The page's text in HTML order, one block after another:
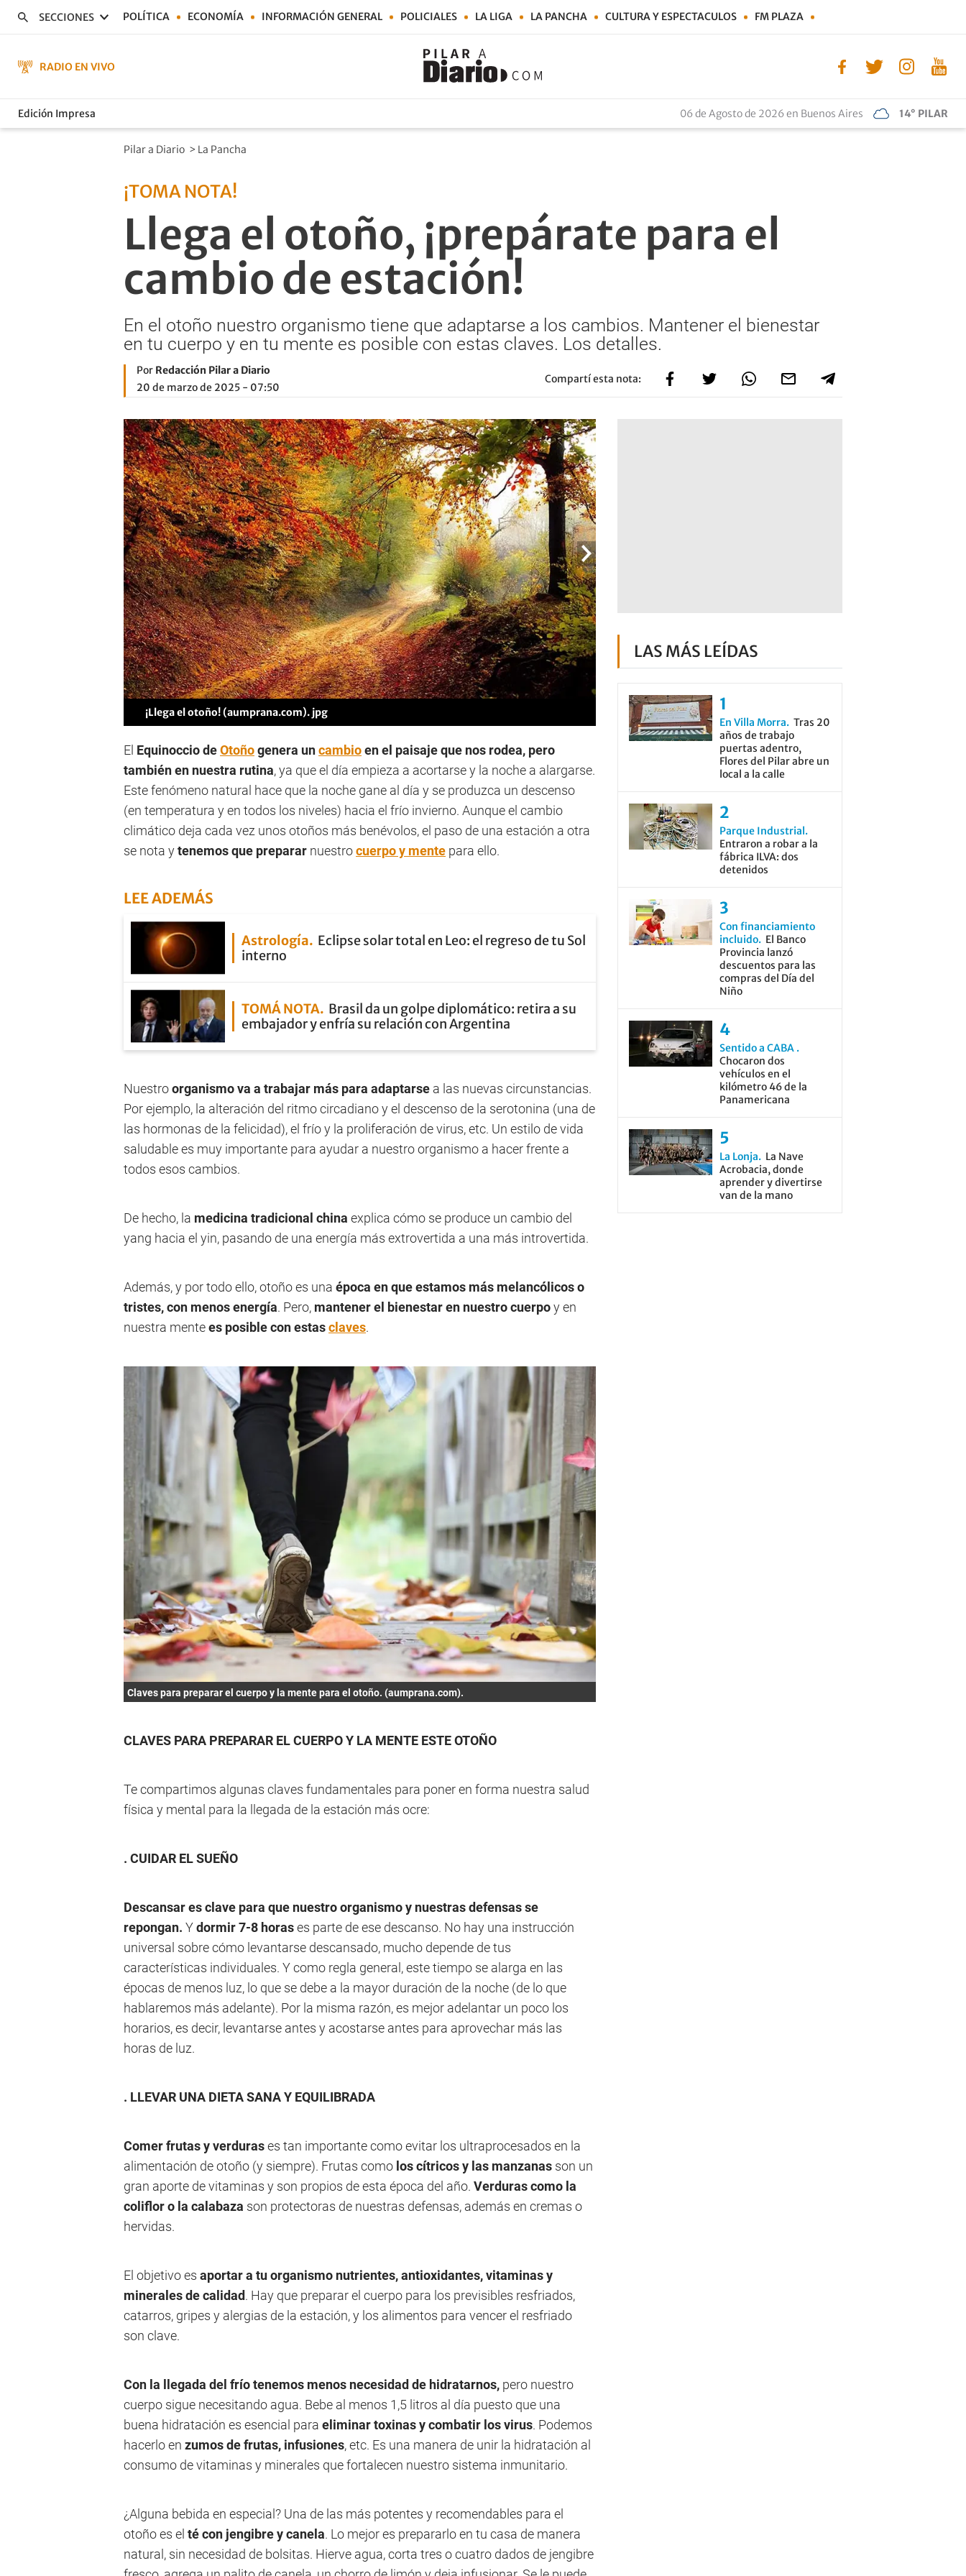
SECCIONES POLÍTICA ECONOMÍA INFORMACIÓN GENERAL POLICIALES LA LIGA LA PANCHA CULTURA Y ESPECTACULOS FM PLAZA
RADIO EN VIVO
Edición Impresa 06 de Agosto de 2026 en Buenos Aires 14° PILAR
Pilar a Diario > La Pancha
¡TOMA NOTA!
Llega el otoño, ¡prepárate para el
cambio de estación!
En el otoño nuestro organismo tiene que adaptarse a los cambios. Mantener el bienestar
en tu cuerpo y en tu mente es posible con estas claves. Los detalles.
Por Redacción Pilar a Diario
20 de marzo de 2025 - 07:50
Compartí esta nota:
¡Llega el otoño! (aumprana.com). jpg
El Equinoccio deOtoñogenera uncambioen el paisaje que nos rodea, pero
también en nuestra rutina, ya que el día empieza a acortarse y la noche a alargarse.
Este fenómeno natural hace que la noche gane al día y se produzca un descenso
(en temperatura y en todos los niveles) hacia el frío invierno. Aunque el cambio
climático deja cada vez unos otoños más benévolos, el paso de una estación a otra
se nota ytenemos que preparar nuestrocuerpo y mente para ello.
LEE ADEMÁS
Astrología
Eclipse solar total en Leo: el regreso de tu Sol
interno
TOMÁ NOTA Brasil da un golpe diplomático: retira a su
embajador y enfría su relación con Argentina
Nuestroorganismo va a trabajar más para adaptarse a las nuevas circunstancias.
Por ejemplo, la alteración del ritmo circadiano y el descenso de la serotonina (una de
las hormonas de la felicidad), el frío y la proliferación de virus, etc. Un estilo de vida
saludable es muy importante para ayudar a nuestro organismo a hacer frente a
todos esos cambios.
De hecho, la medicina tradicional china explica cómo se produce un cambio del
yang hacia el yin, pasando de una energía más extrovertida a una más introvertida.
Además, y por todo ello, otoño es una época en que estamos más melancólicos o
tristes, con menos energía. Pero, mantener el bienestar en nuestro cuerpoy en
nuestra mentees posible con estasclaves.
Claves para preparar el cuerpo y la mente para el otoño. (aumprana.com).
CLAVES PARA PREPARAR EL CUERPO Y LA MENTE ESTE OTOÑO
Te compartimos algunas claves fundamentales para poner en forma nuestra salud
física y mental para la llegada de la estación más ocre:
. CUIDAR EL SUEÑO
Descansares clave para que nuestro organismo y nuestras defensas se
repongan. Ydormir 7-8 horases parte de ese descanso. No hay una instrucción
universal sobre cómo levantarse descansado, mucho depende de tus
características individuales. Y como regla general, este tiempo se alarga en las
épocas de menos luz, lo que se debe a la mayor duración de la noche (de lo que
hablaremos más adelante). Por la misma razón, es mejor adelantar un poco los
horarios, es decir, levantarse antes y acostarse antes para aprovechar más las
horas de luz.
. LLEVAR UNA DIETA SANA Y EQUILIBRADA
Comer frutas y verdurases tan importante como evitar los ultraprocesados en la
alimentación de otoño (y siempre). Frutas como los cítricosy las manzanas son un
gran aporte de vitaminas y son propios de esta época del año. Verduras como la
coliflor o la calabaza son protectoras de nuestras defensas, además en cremas o
hervidas.
El objetivo es aportar a tu organismo nutrientes, antioxidantes, vitaminas y
minerales de calidad. Hay que preparar el cuerpo para los previsibles resfriados,
catarros, gripes y alergias de la estación, y los alimentos para vencer el resfriado
son clave.
Con la llegada del frío tenemos menos necesidad de hidratarnos, pero nuestro
cuerpo sigue necesitando agua. Bebe al menos 1,5 litros al día puesto que una
buena hidratación es esencial para eliminar toxinas y combatir los virus. Podemos
hacerlo en zumos de frutas, infusiones, etc. Es una manera de unir la hidratación al
consumo de vitaminas y minerales que fortalecen nuestro sistema inmunitario.
¿Alguna bebida en especial? Una de las más potentes y recomendables para el
otoño es el té con jengibre y canela. Lo mejor es prepararlo en tu casa de manera
natural, sin necesidad de bolsitas. Hierve agua, corta tres o cuatro dados de jengibre
LAS MÁS LEÍDAS
En Villa Morra
Tras 20
años de trabajo
puertas adentro,
Flores del Pilar abre un
local a la calle
Parque Industrial
Entraron a robar a la
fábrica ILVA: dos
detenidos
Con financiamiento
incluido
El Banco
Provincia lanzó
descuentos para las
compras del Día del
Niño
Sentido a CABA
Chocaron dos
vehículos en el
kilómetro 46 de la
Panamericana
La Lonja
La Nave
Acrobacia, donde
aprender y divertirse
van de la mano